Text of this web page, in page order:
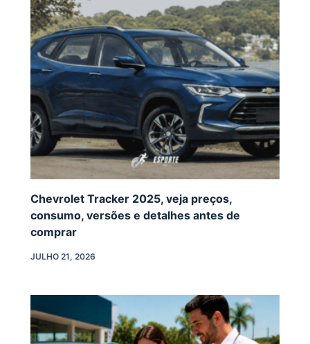
Chevrolet Tracker 2025, veja preços,
consumo, versões e detalhes antes de
comprar
JULHO 21, 2026